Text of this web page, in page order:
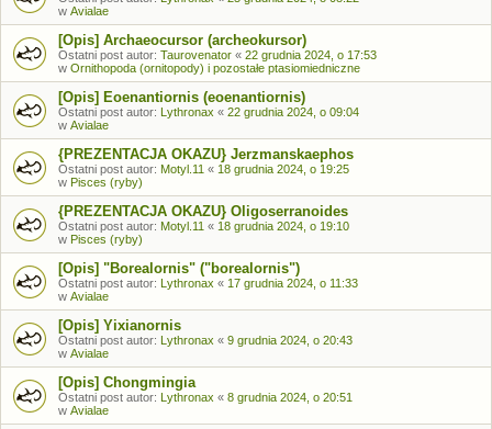
w Avialae
[Opis] Archaeocursor (archeokursor)
Ostatni post autor: Taurovenator « 22 grudnia 2024, o 17:53
w Ornithopoda (ornitopody) i pozostałe ptasiomiedniczne
[Opis] Eoenantiornis (eoenantiornis)
Ostatni post autor: Lythronax « 22 grudnia 2024, o 09:04
w Avialae
{PREZENTACJA OKAZU} Jerzmanskaephos
Ostatni post autor: Motyl.11 « 18 grudnia 2024, o 19:25
w Pisces (ryby)
{PREZENTACJA OKAZU} Oligoserranoides
Ostatni post autor: Motyl.11 « 18 grudnia 2024, o 19:10
w Pisces (ryby)
[Opis] "Borealornis" ("borealornis")
Ostatni post autor: Lythronax « 17 grudnia 2024, o 11:33
w Avialae
[Opis] Yixianornis
Ostatni post autor: Lythronax « 9 grudnia 2024, o 20:43
w Avialae
[Opis] Chongmingia
Ostatni post autor: Lythronax « 8 grudnia 2024, o 20:51
w Avialae